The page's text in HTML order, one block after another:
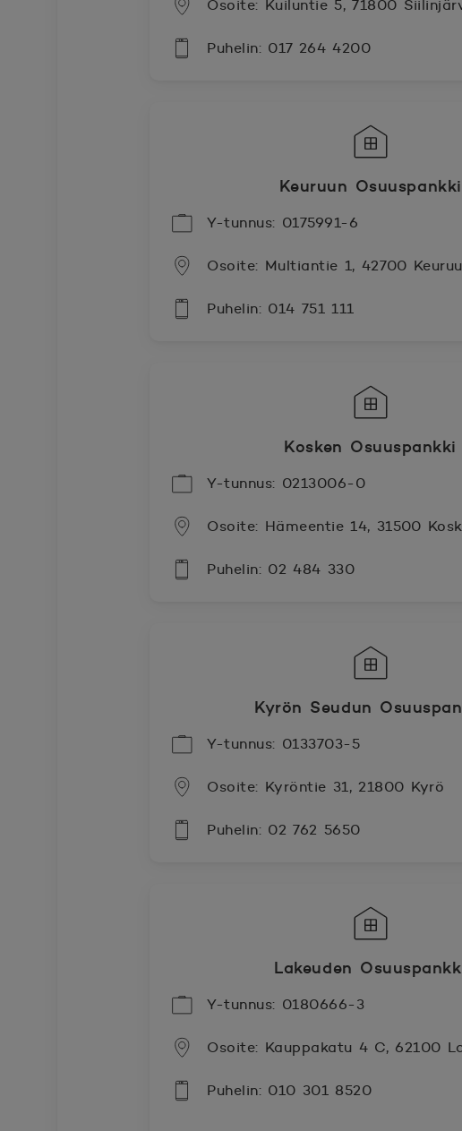
Osoite: Kuiluntie 5, 71800
Puhelin: 017 264 4200
Keuruun Osuuspankki
Y-tunnus: 0175991-6
Osoite: Multiantie 1, 42700 Keuruu
Puhelin: 014 751 111
Kosken Osuuspankki
Y-tunnus: 0213006-0
Osoite: Hämeentie 14, 31500
Puhelin: 02 484 330
Kyrön Seudun
Y-tunnus: 0133703-5
Osoite: Kyröntie 31, 21800 Kyrö
Puhelin: 02 762 5650
Lakeuden
Y-tunnus: 0180666-3
Osoite: Kauppakatu 4 C, 62100
Puhelin: 010 301 8520